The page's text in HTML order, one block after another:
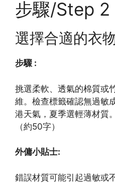
步驟/Step 2
選擇合適的衣
步驟 :
挑選柔軟、透氣的棉質或
維。檢查標籤確認無過敏
港天氣，夏季選輕薄材質
（約50字）
外傭小貼士:
錯誤材質可能引起過敏或